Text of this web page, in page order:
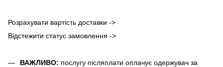
Розрахувати вартість доставки ->
Відстежити статус замовлення ->
ВАЖЛИВО: послугу післяплати оплачує одержувач за